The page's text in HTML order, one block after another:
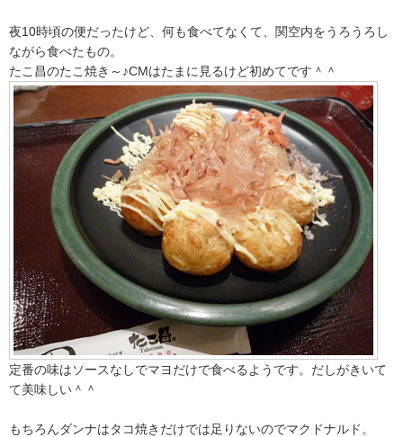
夜10時頃の便だったけど、何も食べてなくて、関空内をうろうろし
ながら食べたもの。
たこ昌のたこ焼き～♪CMはたまに見るけど初めてです＾＾
定番の味はソースなしでマヨだけで食べるようです。だしがきいて
て美味しい＾＾
もちろんダンナはタコ焼きだけでは足りないのでマクドナルド。